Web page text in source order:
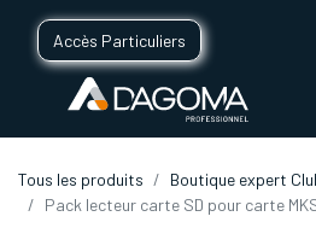
Accès Particuliers
Tous les produits
Boutique expert
Pack lecteur carte SD pour carte